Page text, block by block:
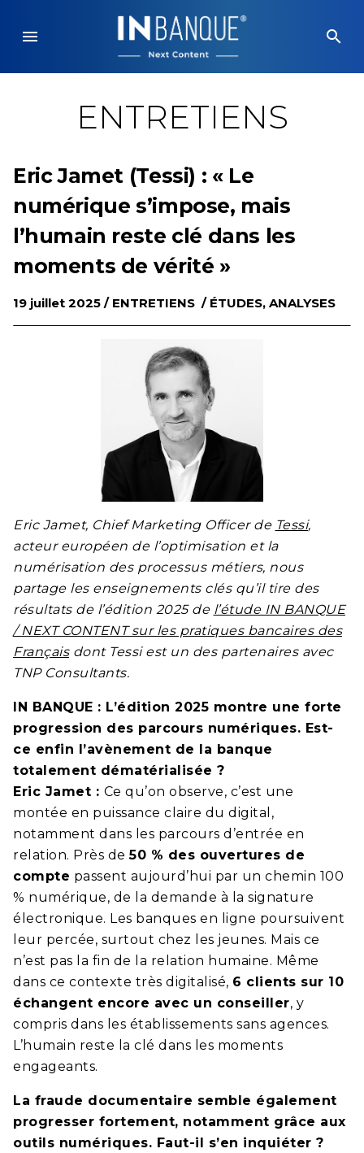
content
menu search
ENTRETIENS
Eric Jamet (Tessi) : « Le
numérique s’impose, mais
l’humain reste clé dans les
moments de vérité »
19 juillet 2025 / ENTRETIENS / ÉTUDES, ANALYSES
Eric Jamet, Chief Marketing Officer de Tessi,
acteur européen de l’optimisation et la
numérisation des processus métiers, nous
partage les enseignements clés qu’il tire des
résultats de l’édition 2025 de l’étude IN BANQUE
/ NEXT CONTENT sur les pratiques bancaires des
Françaisdont Tessi est un des partenaires avec
TNP Consultants.
IN BANQUE : L’édition 2025 montre une forte
progression des parcours numériques. Est-
ce enfin l’avènement de la banque
totalement dématérialisée ?
Eric Jamet : Ce qu’on observe, c’est une
montée en puissance claire du digital,
notamment dans les parcours d’entrée en
relation. Près de50 % des ouvertures de
compte passent aujourd’hui par un chemin 100
% numérique, de la demande à la signature
électronique. Les banques en ligne poursuivent
leur percée, surtout chez les jeunes. Mais ce
n’est pas la fin de la relation humaine. Même
dans ce contexte très digitalisé, 6 clients sur 10
échangent encore avec un conseiller, y
compris dans les établissements sans agences.
L’humain reste la clé dans les moments
engageants.
La fraude documentaire semble également
progresser fortement, notamment grâce aux
outils numériques. Faut-il s’en inquiéter ?